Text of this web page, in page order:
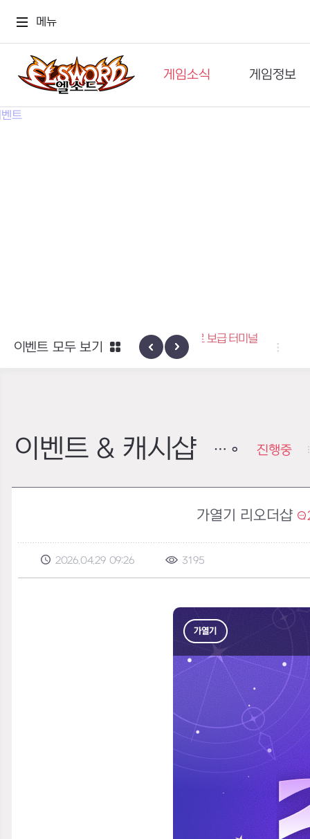
메뉴
게임소식
공지사항
게임정보
세계관
엑사스케일 증폭 회로 보급 터미널
이벤트
하이반의 엑사
이벤트 모두 보기
이벤트 & 캐시샵 진행중
가열기 리오더샵
2026.04.29 09:26 3195